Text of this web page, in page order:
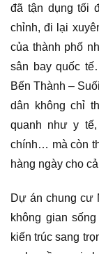
đã tận dụng tối
chỉnh, đi lại
của thành phố
sân bay quốc
Bến Thành –
dân không chỉ
quanh như y
chính… mà còn
hàng ngày cho
Dự án chung cư
không gian
kiến trúc sang